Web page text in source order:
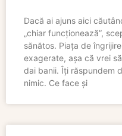
Dacă ai ajuns aici
„chiar funcționează”,
sănătos. Piața de
exagerate, așa că vrei
dai banii. Îți răspundem
nimic. Ce face și